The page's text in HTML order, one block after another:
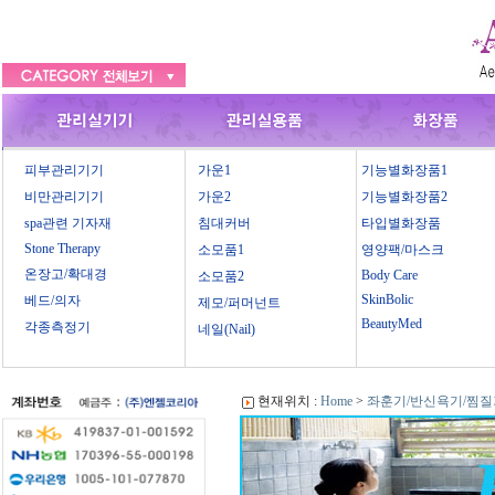
피부관리기기
비만관리기기
spa관련 기자재
Stone Therapy
온장고/확대경
베드/의자
각종측정기
가운1
가운2
침대커버
소모품1
소모품2
제모/퍼머넌트
네일(Nail)
기능별화장품1
기능별화장품2
타입별화장품
영양팩/마스크
Body Care
SkinBolic
BeautyMed
현재위치 : Home > 좌훈기/반신욕기/찜